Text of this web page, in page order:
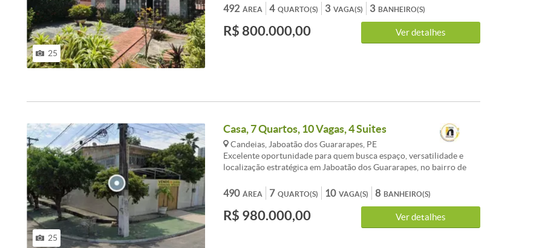
25
dois carros. Terreno 12x41m totalizando 492m². Próximo de
supermercados e comércio local. Venda R$ 800.000,00 Agende sua
visita!
ÁREA
492 QUARTO(S)
4 VAGA(S)
3 BANHEIRO(S)
3
R$ 800.000,00 Ver detalhes
25
Casa, 7 Quartos, 10 Vagas, 4 Suites
Candeias, Jaboatão dos Guararapes, PE
Excelente oportunidade para quem busca espaço, versatilidade e
localização estratégica em Jaboatão dos Guararapes, no bairro de
com fácil acesso às principais vias, comércio, serviços e próximo à
praia ideal tanto para moradia quanto para uso comercial.
Características do Imóvel Área construída: 373 m² Terreno amplo 7
quartos, sendo 4 suítes 8 banheiros 10 vagas de garagem Imóvel com
ÁREA
490 QUARTO(S)
7 VAGA(S)
10 BANHEIRO(S)
8
R$ 980.000,00 Ver detalhes